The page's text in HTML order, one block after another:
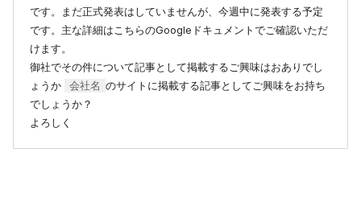
です。まだ正式発表はしていませんが、今週中に発表する予定
です。主な詳細はこちらのGoogleドキュメントでご確認いただ
けます。
御社でその件について記事として掲載するご興味はおありでし
ょうか
会社名 のサイトに掲載する記事としてご興味をお持ち
でしょうか？
よろしく